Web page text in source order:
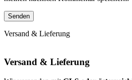
Versand & Lieferung
Versand & Lieferung